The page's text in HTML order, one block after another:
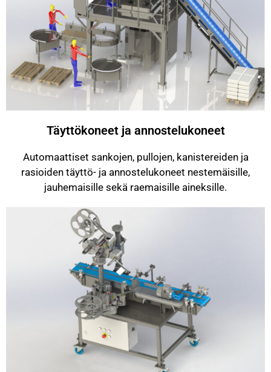
Täyttökoneet ja annostelukoneet
Automaattiset sankojen, pullojen, kanistereiden ja
rasioiden täyttö- ja annostelukoneet nestemäisille,
jauhemaisille sekä raemaisille aineksille.